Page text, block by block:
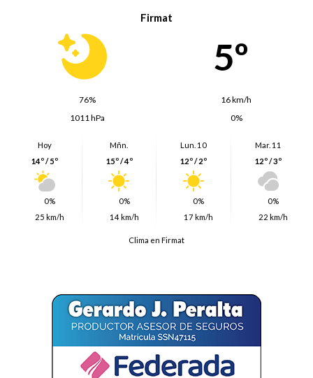
Firmat
5º
76%
16 km/h
1011 hPa
0%
Hoy
14º / 5º
0%
25 km/h
Mñn.
15º / 4º
0%
14 km/h
Lun. 10
12º / 2º
0%
17 km/h
Mar. 11
12º / 3º
0%
22 km/h
Clima en Firmat